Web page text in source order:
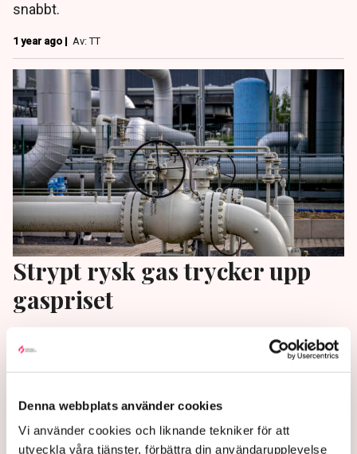
Denna webbplats använder cookies
Vi använder cookies och liknande tekniker för att
utveckla våra tjänster, förbättra din användarupplevelse
snabbt.
1 year ago | Av: TT
Strypt rysk gas trycker upp
gaspriset
Priserna på fossil gas på den europeiska marknaden
inleder året uppåt.